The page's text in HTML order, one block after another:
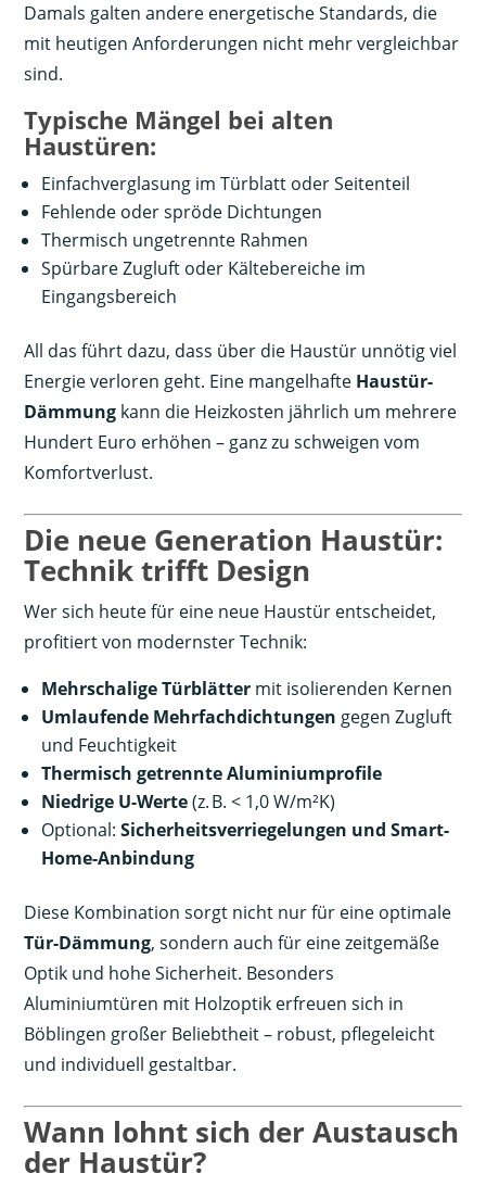
Damals galten andere energetische Standards, die
mit heutigen Anforderungen nicht mehr vergleichbar
sind.
Typische Mängel bei alten
Haustüren:
Einfachverglasung im Türblatt oder Seitenteil
Fehlende oder spröde Dichtungen
Thermisch ungetrennte Rahmen
Spürbare Zugluft oder Kältebereiche im
Eingangsbereich
All das führt dazu, dass über die Haustür unnötig viel
Energie verloren geht. Eine mangelhafte Haustür-
Dämmung kann die Heizkosten jährlich um mehrere
Hundert Euro erhöhen – ganz zu schweigen vom
Komfortverlust.
Die neue Generation Haustür:
Technik trifft Design
Wer sich heute für eine neue Haustür entscheidet,
profitiert von modernster Technik:
Mehrschalige Türblätter mit isolierenden Kernen
Umlaufende Mehrfachdichtungen gegen Zugluft
und Feuchtigkeit
Thermisch getrennte Aluminiumprofile
Niedrige U-Werte(z. B. < 1,0 W/m²K)
Optional:Sicherheitsverriegelungen und Smart-
Home-Anbindung
Diese Kombination sorgt nicht nur für eine optimale
Tür-Dämmung, sondern auch für eine zeitgemäße
Optik und hohe Sicherheit. Besonders
Aluminiumtüren mit Holzoptik erfreuen sich in
Böblingen großer Beliebtheit – robust, pflegeleicht
und individuell gestaltbar.
Wann lohnt sich der Austausch
der Haustür?